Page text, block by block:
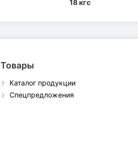
18 кгс
Товары
Каталог продукции
Спецпредложения